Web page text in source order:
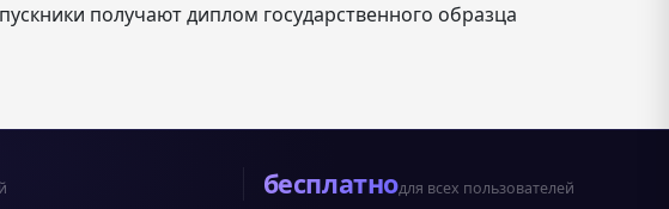
получают диплом государственного образца
бесплатнодля всех пользователей